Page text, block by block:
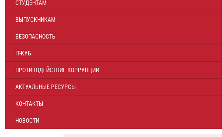
СТУДЕНТАМ
ВЫПУСКНИКАМ
БЕЗОПАСНОСТЬ
IT-КУБ
ПРОТИВОДЕЙСТВИЕ КОРРУПЦИИ
АКТУАЛЬНЫЕ РЕСУРСЫ
КОНТАКТЫ
НОВОСТИ